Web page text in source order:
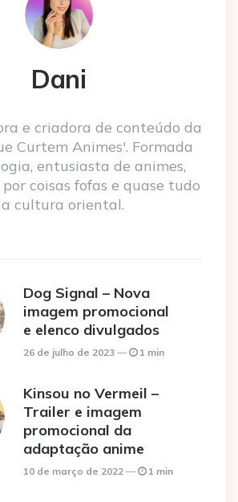
Dani
e criadora de conteúdo da
Curtem Animes'. Formada
entusiasta de animes,
coisas fofas e quase tudo
cultura oriental.
Dog Signal – Nova
imagem promocional
e elenco divulgados
26 de julho de 2023 1 min
Kinsou no Vermeil –
Trailer e imagem
promocional da
adaptação anime
10 de março de 2022 1 min